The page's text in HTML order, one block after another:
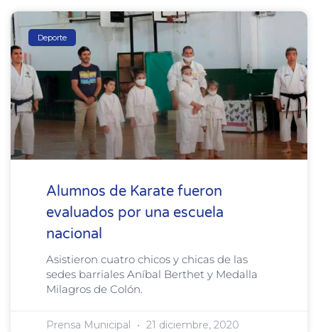
Deporte
Alumnos de Karate fueron
evaluados por una escuela
nacional
Asistieron cuatro chicos y chicas de las
sedes barriales Aníbal Berthet y Medalla
Milagros de Colón.
Prensa Municipal 21 diciembre, 2020